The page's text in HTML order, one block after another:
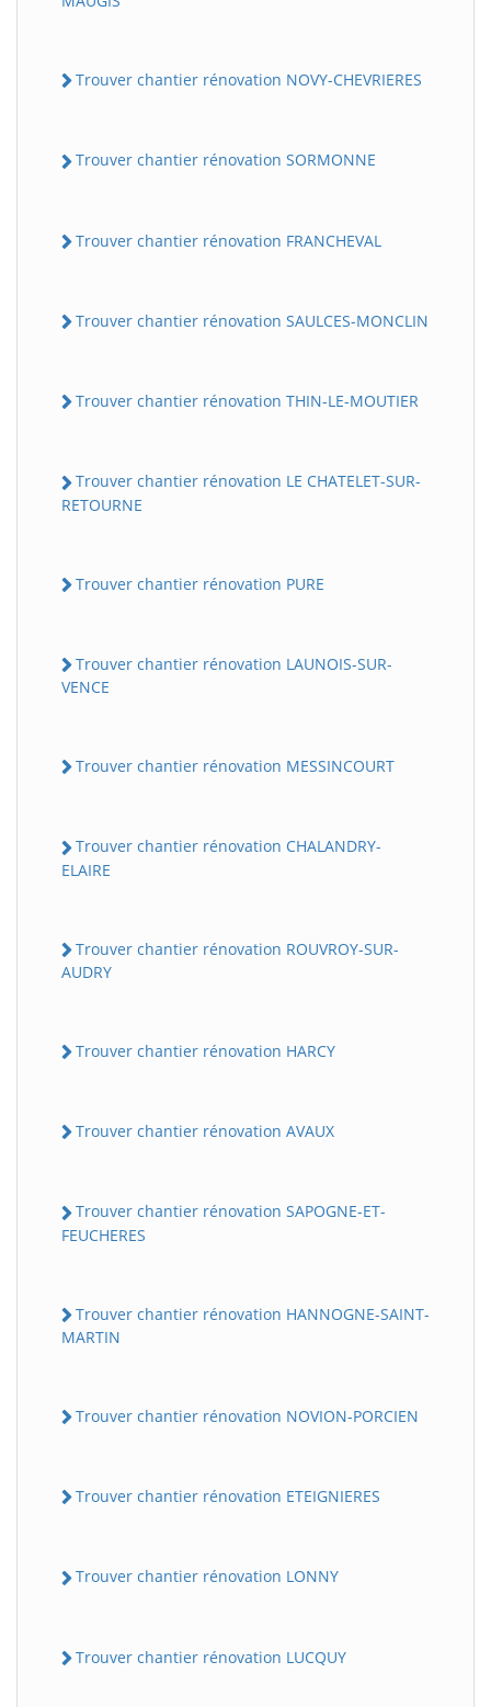
Trouver chantier rénovation NOVY-CHEVRIERES
Trouver chantier rénovation SORMONNE
Trouver chantier rénovation FRANCHEVAL
Trouver chantier rénovation SAULCES-MONCLIN
Trouver chantier rénovation THIN-LE-MOUTIER
Trouver chantier rénovation LE CHATELET-SUR-
RETOURNE
Trouver chantier rénovation PURE
Trouver chantier rénovation LAUNOIS-SUR-
VENCE
Trouver chantier rénovation MESSINCOURT
Trouver chantier rénovation CHALANDRY-
ELAIRE
Trouver chantier rénovation ROUVROY-SUR-
AUDRY
Trouver chantier rénovation HARCY
Trouver chantier rénovation AVAUX
Trouver chantier rénovation SAPOGNE-ET-
FEUCHERES
Trouver chantier rénovation HANNOGNE-SAINT-
MARTIN
Trouver chantier rénovation NOVION-PORCIEN
Trouver chantier rénovation ETEIGNIERES
Trouver chantier rénovation LONNY
Trouver chantier rénovation LUCQUY
B Assistant en ligne